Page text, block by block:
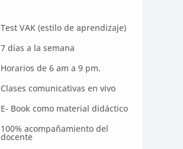
Test VAK (estilo de aprendizaje)
7 días a la semana
Horarios de 6 am a 9 pm.
Clases comunicativas en vivo
E- Book como material didáctico
100% acompañamiento del
docente